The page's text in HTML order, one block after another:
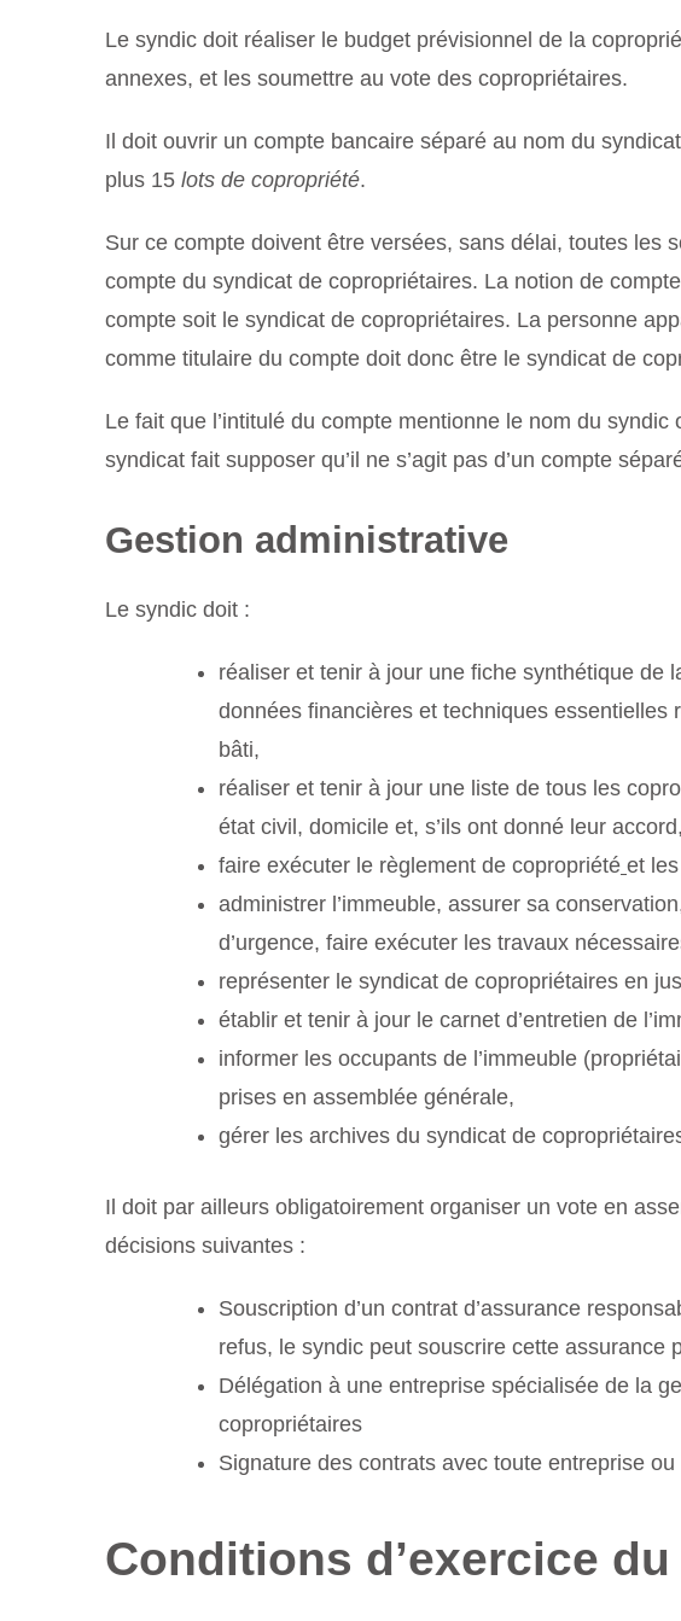
Le syndic doit réaliser le budget prévisionnel de la
annexes, et les soumettre au vote des copropriétaires.
Il doit ouvrir un compte bancaire séparé au nom du
plus 15 lots de copropriété.
Sur ce compte doivent être versées, sans délai, toutes les
compte du syndicat de copropriétaires. La notion de
compte soit le syndicat de copropriétaires. La personne
comme titulaire du compte doit donc être le syndicat de
Le fait que l’intitulé du compte mentionne le nom du
syndicat fait supposer qu’il ne s’agit pas d’un compte
Gestion administrative
Le syndic doit :
réaliser et tenir à jour une fiche synthétique de
données financières et techniques essentielles
bâti,
réaliser et tenir à jour une liste de tous les
état civil, domicile et, s’ils ont donné leur
faire exécuter le règlement de copropriété et
administrer l’immeuble, assurer sa
d’urgence, faire exécuter les travaux
représenter le syndicat de copropriétaires en
établir et tenir à jour le carnet d’entretien de
informer les occupants de l’immeuble
prises en assemblée générale,
gérer les archives du syndicat de
Il doit par ailleurs obligatoirement organiser un vote en
décisions suivantes :
Souscription d’un contrat d’assurance
refus, le syndic peut souscrire cette assurance
Délégation à une entreprise spécialisée de la
copropriétaires
Signature des contrats avec toute entreprise
Conditions d’exercice